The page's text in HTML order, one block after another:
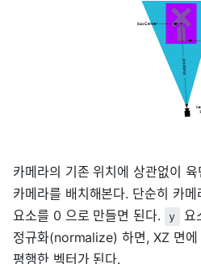
카메라의 기존 위치에 상관없이
카메라를 배치해본다. 단순히 카
요소를 0 으로 만들면 된다. y
요
정규화(normalize) 하면, XZ 면에
평행한 벡터가 된다.